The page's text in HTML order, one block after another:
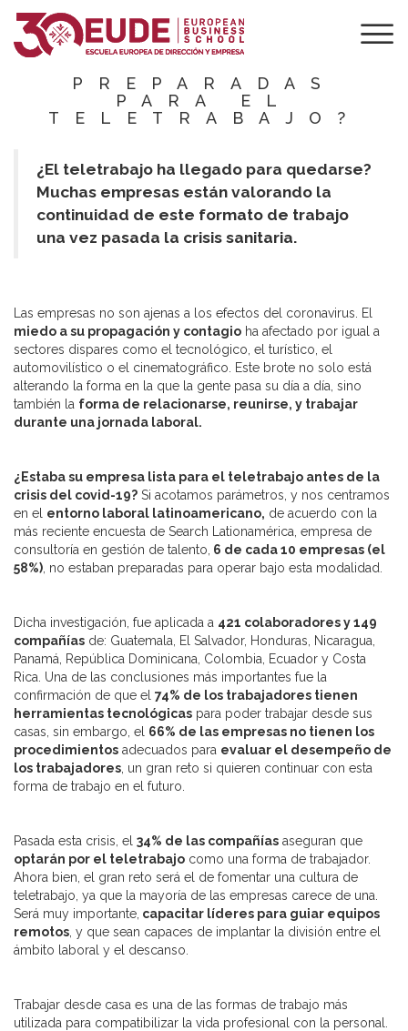
¿ESTÁN LAS
EMPRESAS
PREPARADAS
PARA EL
TELETRABAJO?
¿El teletrabajo ha llegado para quedarse?
Muchas empresas están valorando la
continuidad de este formato de trabajo
una vez pasada la crisis sanitaria.
Las empresas no son ajenas a los efectos del coronavirus. El
miedo a su propagación y contagio ha afectado por igual a
sectores dispares como el tecnológico, el turístico, el
automovilístico o el cinematográfico. Este brote no solo está
alterando la forma en la que la gente pasa su día a día, sino
también la forma de relacionarse, reunirse, y trabajar
durante una jornada laboral.
¿Estaba su empresa lista para el teletrabajo antes de la
crisis del covid-19? Si acotamos parámetros, y nos centramos
en el entorno laboral latinoamericano, de acuerdo con la
más reciente encuesta de Search Lationamérica, empresa de
consultoría en gestión de talento, 6 de cada 10 empresas (el
58%) , no estaban preparadas para operar bajo esta modalidad.
Dicha investigación, fue aplicada a 421 colaboradores y 149
compañías de: Guatemala, El Salvador, Honduras, Nicaragua,
Panamá, República Dominicana, Colombia, Ecuador y Costa
Rica. Una de las conclusiones más importantes fue la
confirmación de que el 74% de los trabajadores tienen
herramientas tecnológicas para poder trabajar desde sus
casas, sin embargo, el 66% de las empresas no tienen los
procedimientos adecuados para evaluar el desempeño de
los trabajadores , un gran reto si quieren continuar con esta
forma de trabajo en el futuro.
Pasada esta crisis, el 34% de las compañías aseguran que
optarán por el teletrabajo como una forma de trabajador.
Ahora bien, el gran reto será el de fomentar una cultura de
teletrabajo, ya que la mayoría de las empresas carece de una.
Será muy importante, capacitar líderes para guiar equipos
remotos , y que sean capaces de implantar la división entre el
ámbito laboral y el descanso.
Trabajar desde casa es una de las formas de trabajo más
utilizada para compatibilizar la vida profesional con la personal.